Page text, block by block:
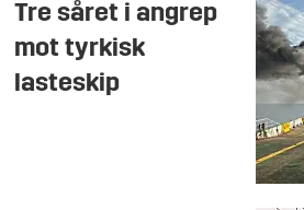
Tre såret i angrep
mot tyrkisk
lasteskip